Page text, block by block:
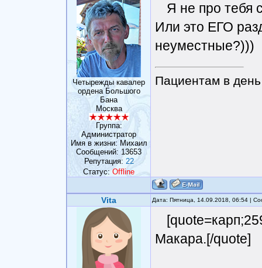
Четырежды кавалер
ордена Большого
Бана
Москва
Группа:
Администратор
Имя в жизни: Михаил
Сообщений: 13653
Репутация: 22
Статус:Offline
Я не про тебя
Или это ЕГО
неуместные?)))
Пациентам в
Vita Дата: Пятница, 14.09.2018, 06:54 |
Макара.[/quote]